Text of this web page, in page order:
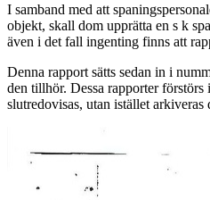
I samband med att
objekt, skall dom upprätta en s k
även i det fall ingenting finns att
Denna rapport sätts sedan in i
den tillhör. Dessa rapporter förstörs
slutredovisas, utan istället arkiveras